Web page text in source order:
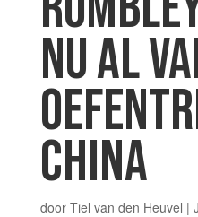
NU AL
CHINA
door Tiel van den Heuvel |